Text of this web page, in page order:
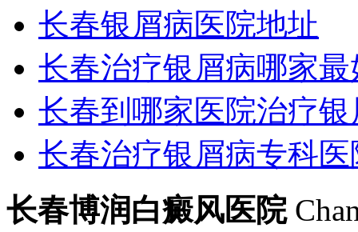
长春银屑病医院地址
长春治疗银屑病哪家最
长春到哪家医院治疗银
长春治疗银屑病专科
长春博润白癜风医院